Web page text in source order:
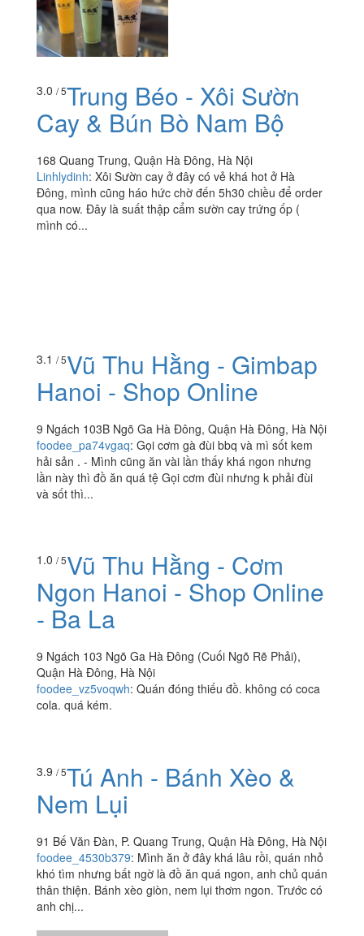
3.0 / 5Trung Béo - Xôi Sườn
Cay & Bún Bò Nam Bộ
168 Quang Trung, Quận Hà Đông, Hà Nội
Linhlydinh: Xôi Sườn cay ở đây có vẻ khá hot ở Hà
Đông, mình cũng háo hức chờ đến 5h30 chiều để order
qua now. Đây là suất thập cẩm sườn cay trứng ốp (
mình có...
3.1 / 5Vũ Thu Hằng - Gimbap
Hanoi - Shop Online
9 Ngách 103B Ngõ Ga Hà Đông, Quận Hà Đông, Hà Nội
foodee_pa74vgaq: Gọi cơm gà đùi bbq và mì sốt kem
hải sản . - Mình cũng ăn vài lần thấy khá ngon nhưng
lần này thì đồ ăn quá tệ Gọi cơm đùi nhưng k phải đùi
và sốt thì...
1.0/ 5Vũ Thu Hằng - Cơm
Ngon Hanoi - Shop Online
- Ba La
cola. quá kém.
3.9/ 5 Tú Anh - Bánh Xèo &
Nem Lụi
91 Bế Văn Đàn, P. Quang Trung, Quận Hà Đông, Hà Nội